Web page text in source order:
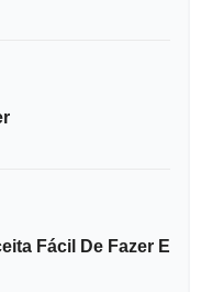
Fácil De Fazer E